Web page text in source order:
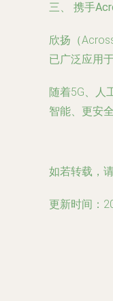
三、 携手
欣扬（
已广泛应用
随着5G、人
智能、更安
如若转载，
更新时间：